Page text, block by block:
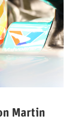
Martin